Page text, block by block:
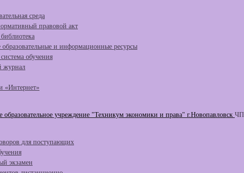
среда
правовой акт
и информационные ресурсы
обучения
журнал
«Интернет»
образовательное учреждение "Техникум экономики и права" г.Новопавловск
для поступающих
экзамен